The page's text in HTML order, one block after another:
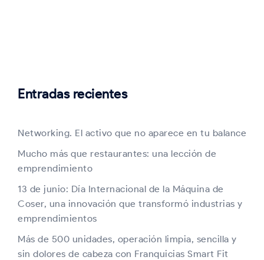
Entradas recientes
Networking. El activo que no aparece en tu balance
Mucho más que restaurantes: una lección de
emprendimiento
13 de junio: Día Internacional de la Máquina de
Coser, una innovación que transformó industrias y
emprendimientos
Más de 500 unidades, operación limpia, sencilla y
sin dolores de cabeza con Franquicias Smart Fit